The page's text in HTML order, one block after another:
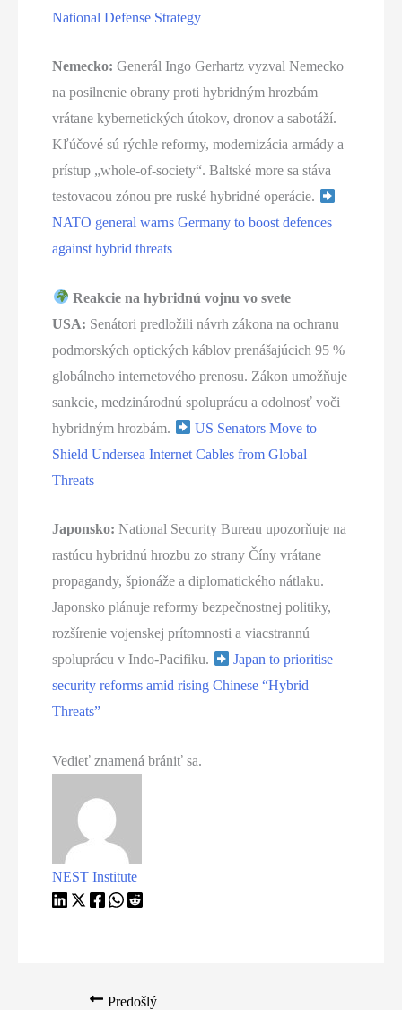
National Defense Strategy
Nemecko: Generál Ingo Gerhartz vyzval Nemecko
na posilnenie obrany proti hybridným hrozbám
vrátane kybernetických útokov, dronov a sabotáží.
Kľúčové sú rýchle reformy, modernizácia armády a
prístup „whole-of-society“. Baltské more sa stáva
testovacou zónou pre ruské hybridné operácie.
NATO general warns Germany to boost defences
against hybrid threats
Reakcie na hybridnú vojnu vo svete
USA: Senátori predložili návrh zákona na ochranu
podmorských optických káblov prenášajúcich 95 %
globálneho internetového prenosu. Zákon umožňuje
sankcie, medzinárodnú spoluprácu a odolnosť voči
hybridným hrozbám.
US Senators Move to
Shield Undersea Internet Cables from Global
Threats
Japonsko: National Security Bureau upozorňuje na
rastúcu hybridnú hrozbu zo strany Číny vrátane
propagandy, špionáže a diplomatického nátlaku.
Japonsko plánuje reformy bezpečnostnej politiky,
rozšírenie vojenskej prítomnosti a viacstrannú
spoluprácu v Indo-Pacifiku.
Japan to prioritise
security reforms amid rising Chinese “Hybrid
Threats”
Vedieť znamená brániť sa.
NEST Institute
Predošlý